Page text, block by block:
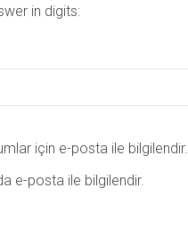
in digits:
için e-posta ile bilgilendir.
e-posta ile bilgilendir.